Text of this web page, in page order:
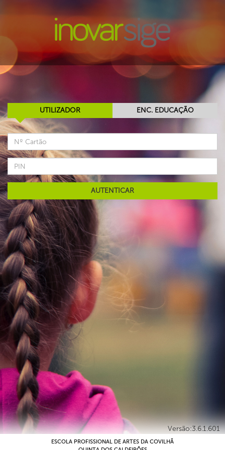
Versão:3.6.1.601
UTILIZADOR ENC. EDUCAÇÃO
AUTENTICAR
ESCOLA PROFISSIONAL DE ARTES DA COVILHÃ